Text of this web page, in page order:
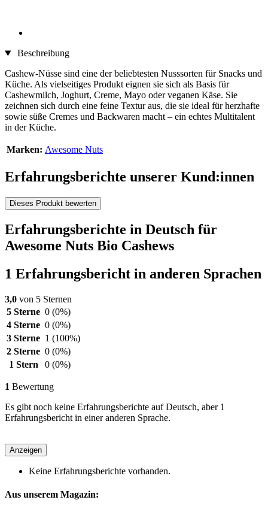
Beschreibung
Cashew-Nüsse sind eine der beliebtesten Nusssorten für Snacks und
Küche. Als vielseitiges Produkt eignen sie sich als Basis für
Cashewmilch, Joghurt, Creme, Mayo oder veganen Käse. Sie
zeichnen sich durch eine feine Textur aus, die sie ideal für herzhafte
sowie süße Cremes und Backwaren macht – ein echtes Multitalent
in der Küche.
Marken: Awesome Nuts
Erfahrungsberichte unserer Kund:innen
Dieses Produkt bewerten
Erfahrungsberichte in Deutsch für
Awesome Nuts Bio Cashews
1 Erfahrungsbericht in anderen Sprachen
3,0 von 5 Sternen
5 Sterne 0 (0%)
4 Sterne 0 (0%)
3 Sterne 1 (100%)
2 Sterne 0 (0%)
1 Stern
0 (0%)
1 Bewertung
Es gibt noch keine Erfahrungsberichte auf Deutsch, aber 1
Erfahrungsbericht in einer anderen Sprache.
Anzeigen
Keine Erfahrungsberichte vorhanden.
Aus unserem Magazin: